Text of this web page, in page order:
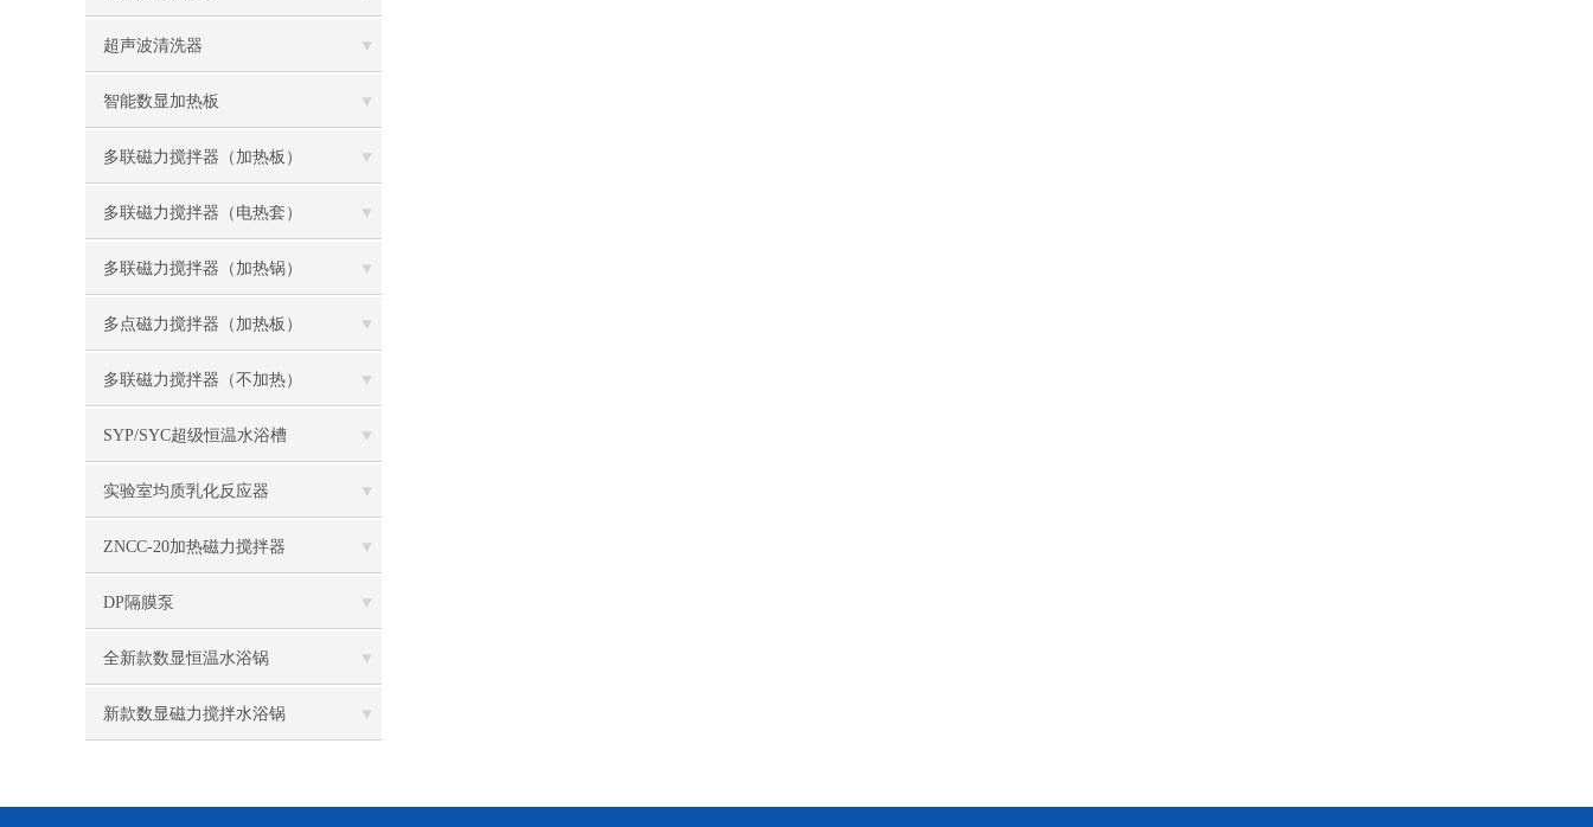
超声波清洗器
智能数显加热板
多联磁力搅拌器（加热板）
多联磁力搅拌器（电热套）
多联磁力搅拌器（加热锅）
多点磁力搅拌器（加热板）
多联磁力搅拌器（不加热）
SYP/SYC超级恒温水浴槽
实验室均质乳化反应器
ZNCC-20加热磁力搅拌器
DP隔膜泵
全新款数显恒温水浴锅
新款数显磁力搅拌水浴锅